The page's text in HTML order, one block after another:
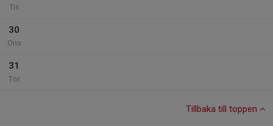
Tis
30
Ons
31
Tor
Tillbaka till toppen